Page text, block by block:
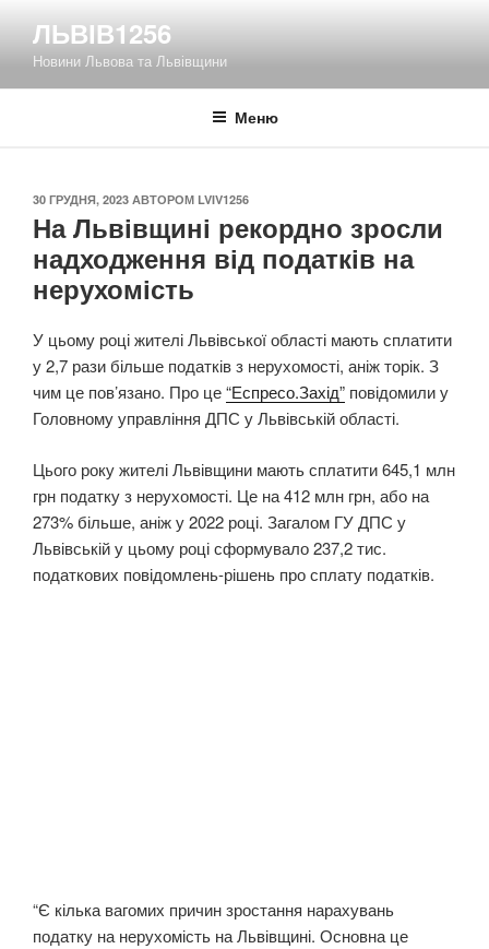
вмісту
ЛЬВІВ1256
Новини Львова та Львівщини
Меню
ОПУБЛІКОВАНО
30 ГРУДНЯ, 2023 АВТОРОМ LVIV1256
На Львівщині рекордно зросли
надходження від податків на
нерухомість
У цьому році жителі Львівської області мають сплатити
у 2,7 рази більше податків з нерухомості, аніж торік. З
чим це пов’язано. Про це“Еспресо.Захід” повідомили у
Головному управління ДПС у Львівській області.
Цього року жителі Львівщини мають сплатити 645,1 млн
грн податку з нерухомості. Це на 412 млн грн, або на
273% більше, аніж у 2022 році. Загалом ГУ ДПС у
Львівській у цьому році сформувало 237,2 тис.
податкових повідомлень-рішень про сплату податків.
“Є кілька вагомих причин зростання нарахувань
податку на нерухомість на Львівщині. Основна це